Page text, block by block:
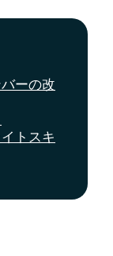
ーの改
トスキ